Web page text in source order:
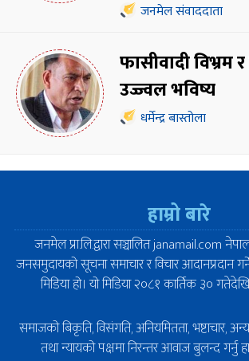
जनमेल संवाददाता
फासीवादी विभ्रम र
उज्ज्वल भविष्य
धर्मेन्द्र बास्तोला
हाम्रो बारे
जनमेल प्रा.लि.द्वारा सञ्चालित janamail.com
जनसमुदायको सूचना समाचार र विचार आदानप्रदान
मिडिया हो। यो मिडिया २०८१ कार्तिक ३०
समाजको बिकृति, विसंगति, अनियमितता, भष्टाचार,
तथा न्यायको पक्षमा निरन्तर आवाज बुलन्द गर्नु